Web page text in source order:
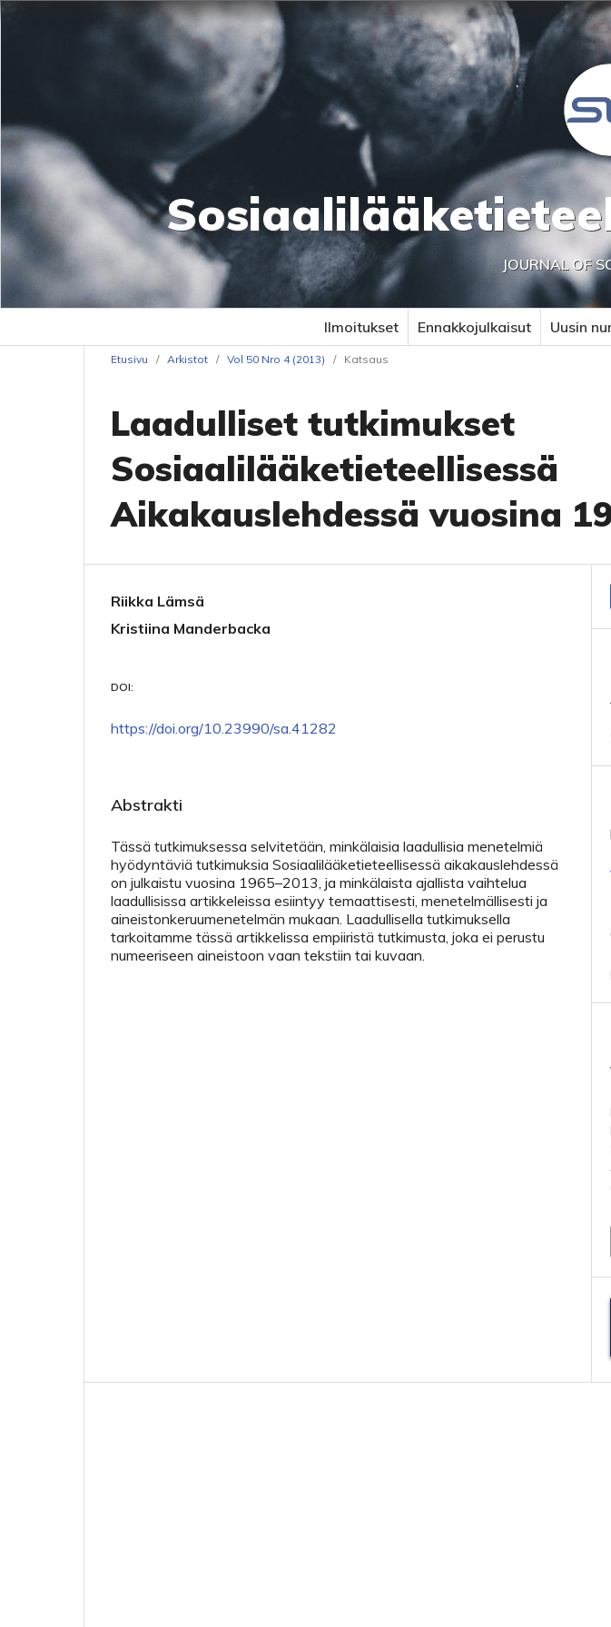
JOURNAL OF
Ilmoitukset Ennakkojulkaisut Uusin
Etusivu / Arkistot / Vol 50 Nro 4 (2013) / Katsaus
Laadulliset tutkimukset
Sosiaalilääketieteellisessä
Aikakauslehdessä vuosina
Riikka Lämsä
Kristiina Manderbacka
DOI:
https://doi.org/10.23990/sa.41282
Abstrakti
Tässä tutkimuksessa selvitetään, minkälaisia laadullisia menetelmiä
hyödyntäviä tutkimuksia Sosiaalilääketieteellisessä aikakauslehdessä
on julkaistu vuosina 1965–2013, ja minkälaista ajallista vaihtelua
laadullisissa artikkeleissa esiintyy temaattisesti, menetelmällisesti ja
aineistonkeruumenetelmän mukaan. Laadullisella tutkimuksella
tarkoitamme tässä artikkelissa empiiristä tutkimusta, joka ei perustu
numeeriseen aineistoon vaan tekstiin tai kuvaan.